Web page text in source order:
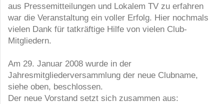
aus Pressemitteilungen und Lokalem TV zu erfahren
war die Veranstaltung ein voller Erfolg. Hier nochmals
vielen Dank für tatkräftige Hilfe von vielen Club-
Mitgliedern.
Am 29. Januar 2008 wurde in der
Jahresmitgliederversammlung der neue Clubname,
siehe oben, beschlossen.
Der neue Vorstand setzt sich zusammen aus: